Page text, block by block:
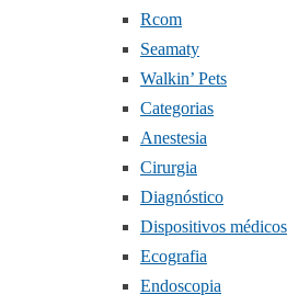
Rcom
Seamaty
Walkin’ Pets
Categorias
Anestesia
Cirurgia
Diagnóstico
Dispositivos médicos
Ecografia
Endoscopia